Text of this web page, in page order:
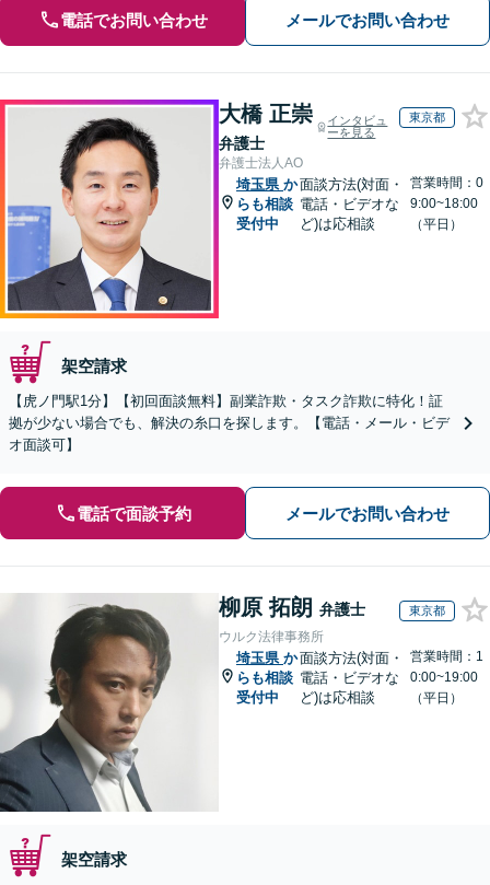
電話でお問い合わせ メールでお問い合わせ
大橋 正崇
弁護士
インタビュ
ーを見る
東京都
弁護士法人AO
埼玉県 か
らも相談
受付中
面談方法(対面・
電話・ビデオな
ど)は応相談
営業時間：0
9:00~18:00
（平日）
架空請求
【虎ノ門駅1分】【初回面談無料】副業詐欺・タスク詐欺に特化！証
拠が少ない場合でも、解決の糸口を探します。【電話・メール・ビデ
オ面談可】
電話で面談予約 メールでお問い合わせ
柳原 拓朗 弁護士 東京都
ウルク法律事務所
埼玉県 か
らも相談
受付中
面談方法(対面・
電話・ビデオな
ど)は応相談
営業時間：1
0:00~19:00
（平日）
架空請求